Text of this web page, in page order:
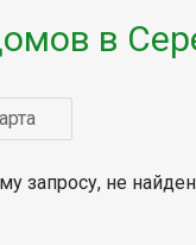
в
запросу, не